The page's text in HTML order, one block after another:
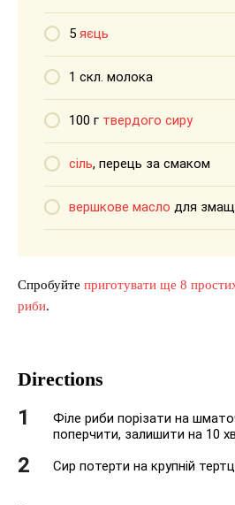
5 яєць
1 скл. молока
100 г твердого сиру
сіль, перець за смаком
вершкове масло для
Спробуйте приготувати ще 8
риби.
Directions
Філе риби порізати на
поперчити, залишити на 10
Сир потерти на крупній